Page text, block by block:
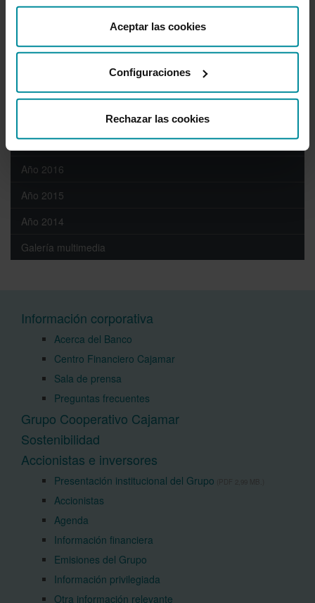
Aceptar las cookies
Configuraciones
Rechazar las cookies
Año 2019
Año 2017
Año 2016
Año 2015
Año 2014
Galería multimedia
Información corporativa
Acerca del Banco
Centro Financiero Cajamar
Sala de prensa
Preguntas frecuentes
Grupo Cooperativo Cajamar
Sostenibilidad
Accionistas e inversores
Presentación institucional del Grupo
Accionistas
Agenda
Información financiera
Emisiones del Grupo
Información privilegiada
Otra información relevante